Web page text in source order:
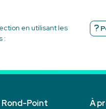
en utilisant les
:
Rond-Point À